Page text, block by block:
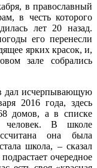
в православный
в честь которого
лет 20 назад.
его перенесли
ярких красок, и,
зале собрались
дал исчерпывающую
2016 года, здесь
домов, а в списке
человек. В школе
она была
школа, – сказал
очередное